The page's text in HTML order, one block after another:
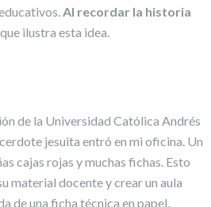
Al recordar la historia
ilustra esta idea.
de la Universidad Católica Andrés
jesuita entró en mi oficina. Un
cajas rojas y muchas fichas. Esto
material docente y crear un aula
de una ficha técnica en papel.